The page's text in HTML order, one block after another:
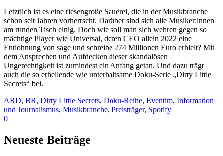
Letztlich ist es eine riesengroße Sauerei, die in der Musikbranche
schon seit Jahren vorherrscht. Darüber sind sich alle Musiker:innen
am runden Tisch einig. Doch wie soll man sich wehren gegen so
mächtige Player wie Universal, deren CEO allein 2022 eine
Entlohnung von sage und schreibe 274 Millionen Euro erhielt? Mit
dem Ansprechen und Aufdecken dieser skandalösen
Ungerechtigkeit ist zumindest ein Anfang getan. Und dazu trägt
auch die so erhellende wie unterhaltsame Doku-Serie „Dirty Little
Secrets“ bei.
ARD, BR, Dirty Little Secrets, Doku-Reihe, Eventim, Information
und Journalismus, Musikbranche, Preisträger, Spotify
0
Neueste Beiträge